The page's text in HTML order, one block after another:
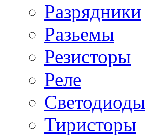
Разрядники
Разьемы
Резисторы
Реле
Светодиоды
Тиристоры